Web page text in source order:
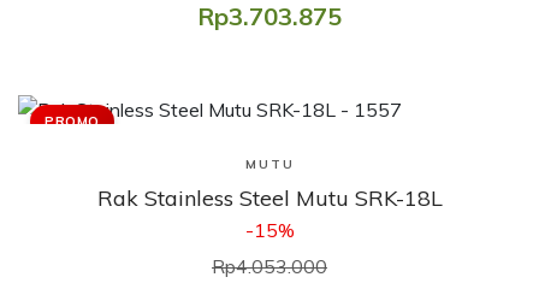
Rp3.703.875
PROMO
Lihat Produk
MUTU
Rak Stainless Steel Mutu SRK-18L
-15%
Rp4.053.000